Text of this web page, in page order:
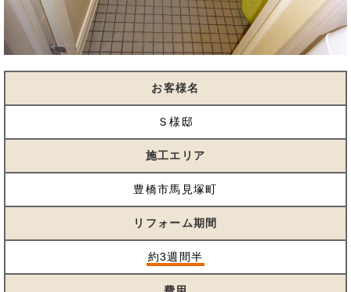
お客様名
Ｓ様邸
施工エリア
豊橋市馬見塚町
リフォーム期間
約3週間半